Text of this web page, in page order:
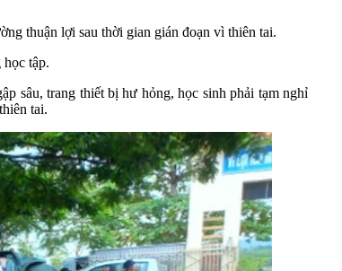
thuận lợi sau thời gian gián đoạn vì thiên tai.
tập.
sâu, trang thiết bị hư hỏng, học sinh phải tạm nghỉ
tai.